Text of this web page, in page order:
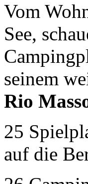
Vom
See,
seinem
Rio
25
auf die